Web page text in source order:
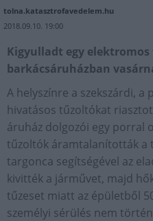
tolna.katasztrofavedelem.hu
2018.09.10. 19:00
Kigyulladt egy elektromos
barkácsáruházban
A helyszínre a szekszárdi, a
hivatásos tűzoltókat
áruház dolgozói egy porral
tűzoltók áramtalanították a
targonca segítségével az
kivitték a járművet, majd
tűzeset miatt az épületből
személyi sérülés nem